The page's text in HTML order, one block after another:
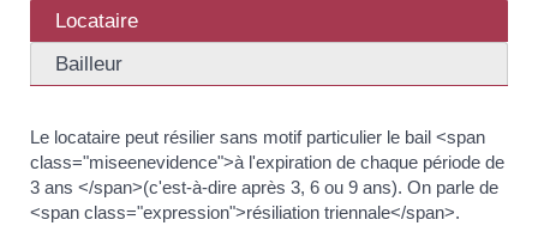
Locataire
Bailleur
Le locataire peut résilier sans motif particulier le bail <span
class="miseenevidence">à l'expiration de chaque période de
3 ans </span>(c'est-à-dire après 3, 6 ou 9 ans). On parle de
<span class="expression">résiliation triennale</span>.